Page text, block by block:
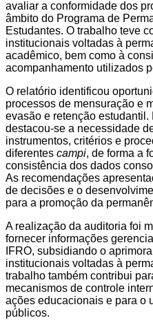
avaliar a conformidade dos
âmbito do Programa de
Estudantes. O trabalho teve
institucionais voltadas à
acadêmico, bem como à
acompanhamento utilizados
O relatório identificou
processos de mensuração e
evasão e retenção
destacou-se a necessidade
instrumentos, critérios e
diferentes campi, de forma a
consistência dos dados
As recomendações
de decisões e o
para a promoção da
A realização da auditoria foi
fornecer informações
IFRO, subsidiando o
institucionais voltadas à
trabalho também contribui
mecanismos de controle
ações educacionais e para o
públicos.